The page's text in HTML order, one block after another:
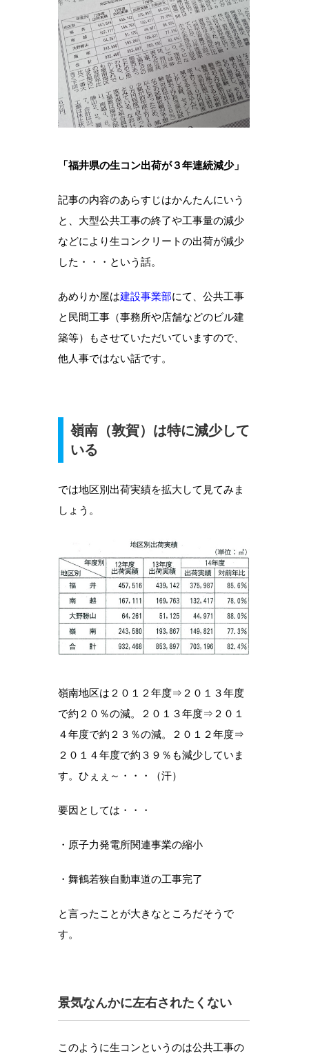
「福井県の生コン出荷が３年連続減少」
記事の内容のあらすじはかんたんにいう
と、大型公共工事の終了や工事量の減少
などにより生コンクリートの出荷が減少
した・・・という話。
あめりか屋は建設事業部にて、公共工事
と民間工事（事務所や店舗などのビル建
築等）もさせていただいていますので、
他人事ではない話です。
嶺南（敦賀）は特に減少して
いる
では地区別出荷実績を拡大して見てみま
しょう。
嶺南地区は２０１２年度⇒２０１３年度
で約２０％の減。２０１３年度⇒２０１
４年度で約２３％の減。２０１２年度⇒
２０１４年度で約３９％も減少していま
す。ひぇぇ～・・・（汗）
要因としては・・・
・原子力発電所関連事業の縮小
・舞鶴若狭自動車道の工事完了
と言ったことが大きなところだそうで
す。
景気なんかに左右されたくない
このように生コンというのは公共工事の